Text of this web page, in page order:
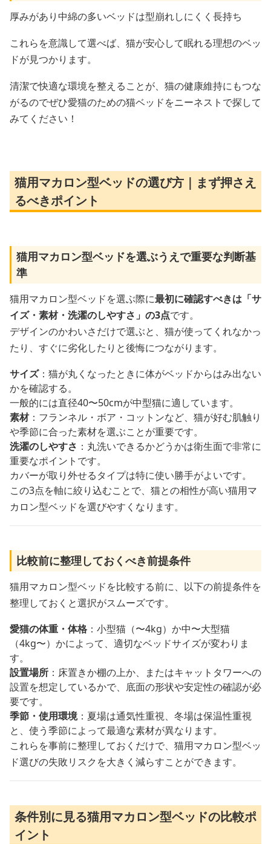
厚みがあり中綿の多いベッドは型崩れしにくく長持ち
これらを意識して選べば、猫が安心して眠れる理想のベッ
ドが見つかります。
清潔で快適な環境を整えることが、猫の健康維持にもつな
がるのでぜひ愛猫のための猫ベッドをニーネストで探して
みてください！
猫用マカロン型ベッドの選び方｜まず押さえ
るべきポイント
猫用マカロン型ベッドを選ぶうえで重要な判断基
準
猫用マカロン型ベッドを選ぶ際に最初に確認すべきは「サ
イズ・素材・洗濯のしやすさ」の3点です。
デザインのかわいさだけで選ぶと、猫が使ってくれなかっ
たり、すぐに劣化したりと後悔につながります。
サイズ：猫が丸くなったときに体がベッドからはみ出ない
かを確認する。
一般的には直径40〜50cmが中型猫に適しています。
素材：フランネル・ボア・コットンなど、猫が好む肌触り
や季節に合った素材を選ぶことが重要です。
洗濯のしやすさ ：丸洗いできるかどうかは衛生面で非常に
重要なポイントです。
カバーが取り外せるタイプは特に使い勝手がよいです。
この3点を軸に絞り込むことで、猫との相性が高い猫用マ
カロン型ベッドを選びやすくなります。
比較前に整理しておくべき前提条件
猫用マカロン型ベッドを比較する前に、以下の前提条件を
整理しておくと選択がスムーズです。
愛猫の体重・体格 ：小型猫（〜4kg）か中〜大型猫
（4kg〜）かによって、適切なベッドサイズが変わりま
す。
設置場所 ：床置きか棚の上か、またはキャットタワーへの
設置を想定しているかで、底面の形状や安定性の確認が必
要です。
季節・使用環境：夏場は通気性重視、冬場は保温性重視
と、使う季節によって最適な素材が異なります。
これらを事前に整理しておくだけで、猫用マカロン型ベッ
ド選びの失敗リスクを大きく減らすことができます。
条件別に見る猫用マカロン型ベッドの比較ポ
イント